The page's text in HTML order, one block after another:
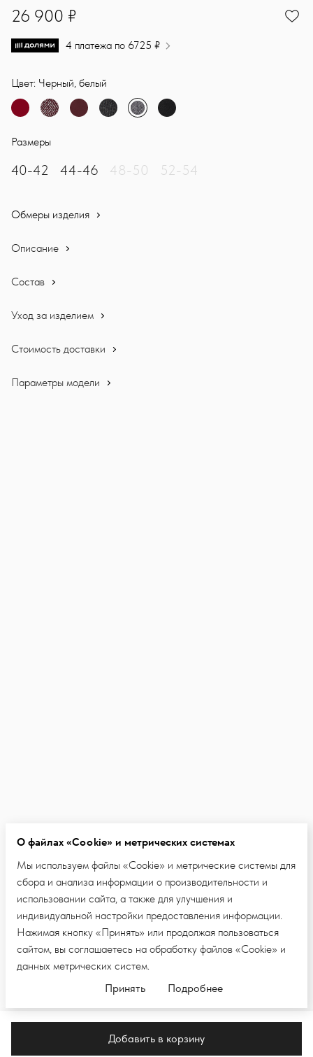
26900
26 900 ₽
4 платежа по 6725 ₽
Цвет: Черный, белый
Размеры
40-42 44-46 48-50 52-54
Обмеры изделия
Добавить в корзину
Описание
Состав
Уход за изделием
Стоимость доставки
Параметры модели
О файлах «Cookie» и метрических системах
Мы используем файлы «Cookie» и метрические системы для
сбора и анализа информации о производительности и
использовании сайта, а также для улучшения и
индивидуальной настройки предоставления информации.
Нажимая кнопку «Принять» или продолжая пользоваться
сайтом, вы соглашаетесь на обработку файлов «Cookie» и
данных метрических систем.
Принять
Подробнее